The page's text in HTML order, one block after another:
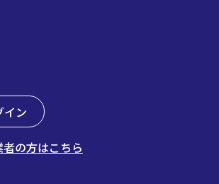
イン
の方はこちら